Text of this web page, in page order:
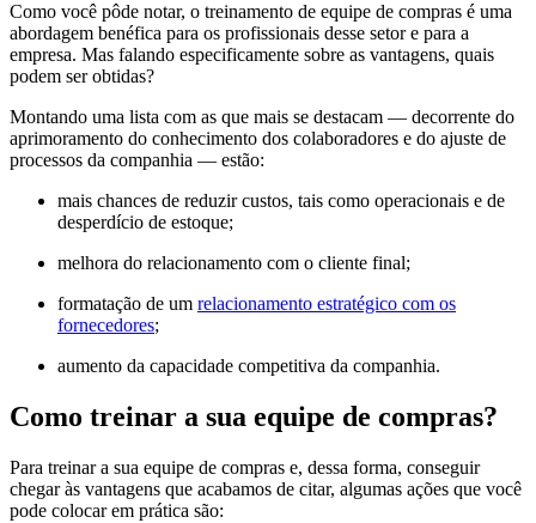
Como você pôde notar, o treinamento de equipe de compras é uma
abordagem benéfica para os profissionais desse setor e para a
empresa. Mas falando especificamente sobre as vantagens, quais
podem ser obtidas?
Montando uma lista com as que mais se destacam — decorrente do
aprimoramento do conhecimento dos colaboradores e do ajuste de
processos da companhia — estão:
mais chances de reduzir custos, tais como operacionais e de
desperdício de estoque;
melhora do relacionamento com o cliente final;
formatação de um relacionamento estratégico com os
fornecedores;
aumento da capacidade competitiva da companhia.
Como treinar a sua equipe de compras?
Para treinar a sua equipe de compras e, dessa forma, conseguir
chegar às vantagens que acabamos de citar, algumas ações que você
pode colocar em prática são: